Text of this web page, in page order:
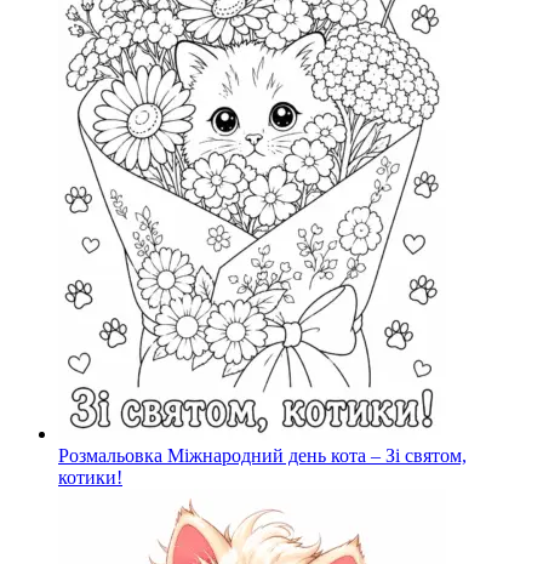
Розмальовка Міжнародний день кота – Зі святом,
котики!